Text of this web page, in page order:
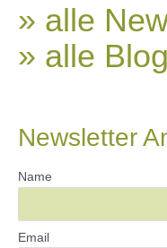
» alle
» alle
Newsletter
Name
Email